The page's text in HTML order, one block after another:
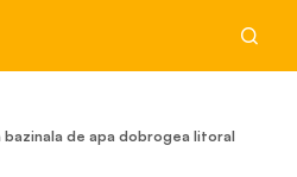
de apa dobrogea litoral